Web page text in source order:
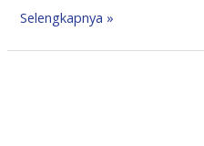
Selengkapnya »